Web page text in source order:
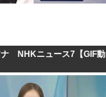
ナ NHKニュース7【GIF動